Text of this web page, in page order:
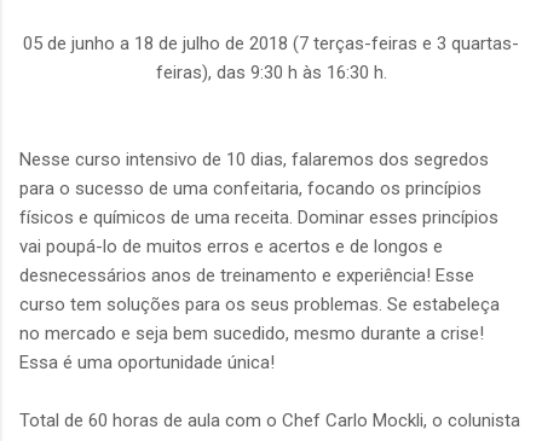
05 de junho a 18 de julho de 2018 (7 terças-feiras e 3 quartas-
feiras), das 9:30 h às 16:30 h.
Nesse curso intensivo de 10 dias, falaremos dos segredos
para o sucesso de uma confeitaria, focando os princípios
físicos e químicos de uma receita. Dominar esses princípios
vai poupá-lo de muitos erros e acertos e de longos e
desnecessários anos de treinamento e experiência! Esse
curso tem soluções para os seus problemas. Se estabeleça
no mercado e seja bem sucedido, mesmo durante a crise!
Essa é uma oportunidade única!
Total de 60 horas de aula com o Chef Carlo Mockli, o colunista